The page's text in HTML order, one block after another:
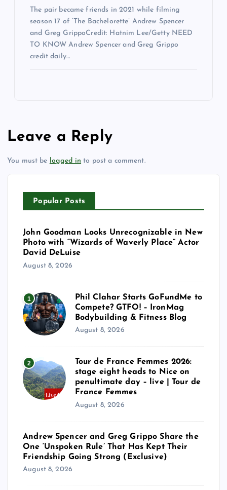
The pair became friends in 2021 while filming
season 17 of ‘The Bachelorette’ Andrew Spencer
and Greg GrippoCredit: Hatnim Lee/Getty NEED
TO KNOW Andrew Spencer and Greg Grippo
credit daily…
Leave a Reply
You must be logged in to post a comment.
Popular Posts
John Goodman Looks Unrecognizable in New
Photo with “Wizards of Waverly Place” Actor
David DeLuise
August 8, 2026
1
Phil Clahar Starts GoFundMe to
Compete? GTFO! – IronMag
Bodybuilding & Fitness Blog
August 8, 2026
2
Tour de France Femmes 2026:
stage eight heads to Nice on
penultimate day – live | Tour de
France Femmes
August 8, 2026
Andrew Spencer and Greg Grippo Share the
One ‘Unspoken Rule’ That Has Kept Their
Friendship Going Strong (Exclusive)
August 8, 2026